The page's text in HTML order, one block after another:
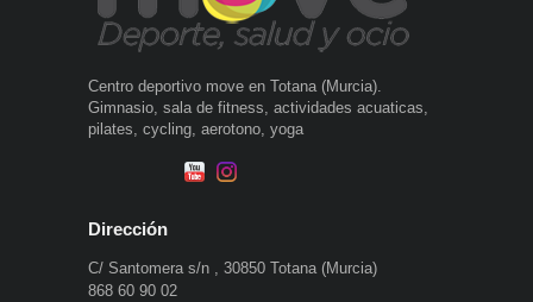
Centro deportivo move en Totana (Murcia).
Gimnasio, sala de fitness, actividades acuaticas,
pilates, cycling, aerotono, yoga
Dirección
C/ Santomera s/n , 30850 Totana (Murcia)
868 60 90 02